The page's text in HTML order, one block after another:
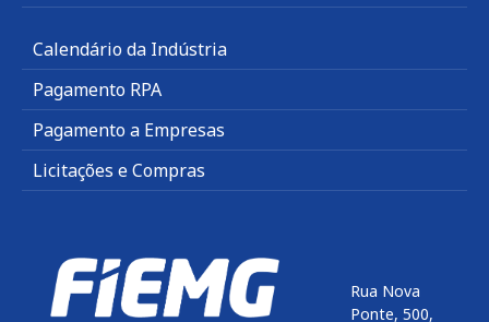
Calendário da Indústria
Pagamento RPA
Pagamento a Empresas
Licitações e Compras
Rua Nova
Ponte, 500,